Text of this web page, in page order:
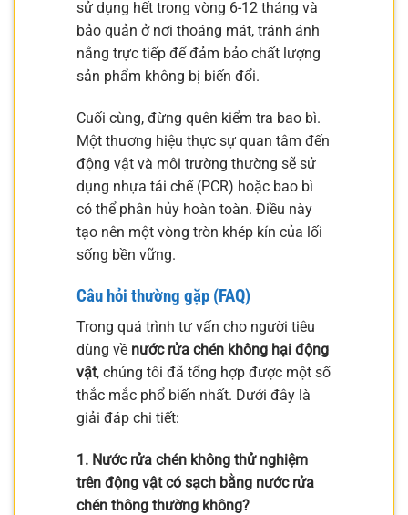
sử dụng hết trong vòng 6-12 tháng và
bảo quản ở nơi thoáng mát, tránh ánh
nắng trực tiếp để đảm bảo chất lượng
sản phẩm không bị biến đổi.
Cuối cùng, đừng quên kiểm tra bao bì.
Một thương hiệu thực sự quan tâm đến
động vật và môi trường thường sẽ sử
dụng nhựa tái chế (PCR) hoặc bao bì
có thể phân hủy hoàn toàn. Điều này
tạo nên một vòng tròn khép kín của lối
sống bền vững.
Câu hỏi thường gặp (FAQ)
Trong quá trình tư vấn cho người tiêu
dùng về nước rửa chén không hại động
vật, chúng tôi đã tổng hợp được một số
thắc mắc phổ biến nhất. Dưới đây là
giải đáp chi tiết:
1. Nước rửa chén không thử nghiệm
trên động vật có sạch bằng nước rửa
chén thông thường không?